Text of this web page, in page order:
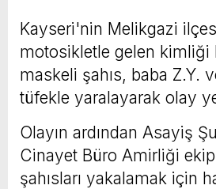
Kayseri'nin Melikgazi
motosikletle gelen kimliği
maskeli şahıs, baba Z.Y.
tüfekle yaralayarak olay
Olayın ardından Asayiş
Cinayet Büro Amirliği
şahısları yakalamak için